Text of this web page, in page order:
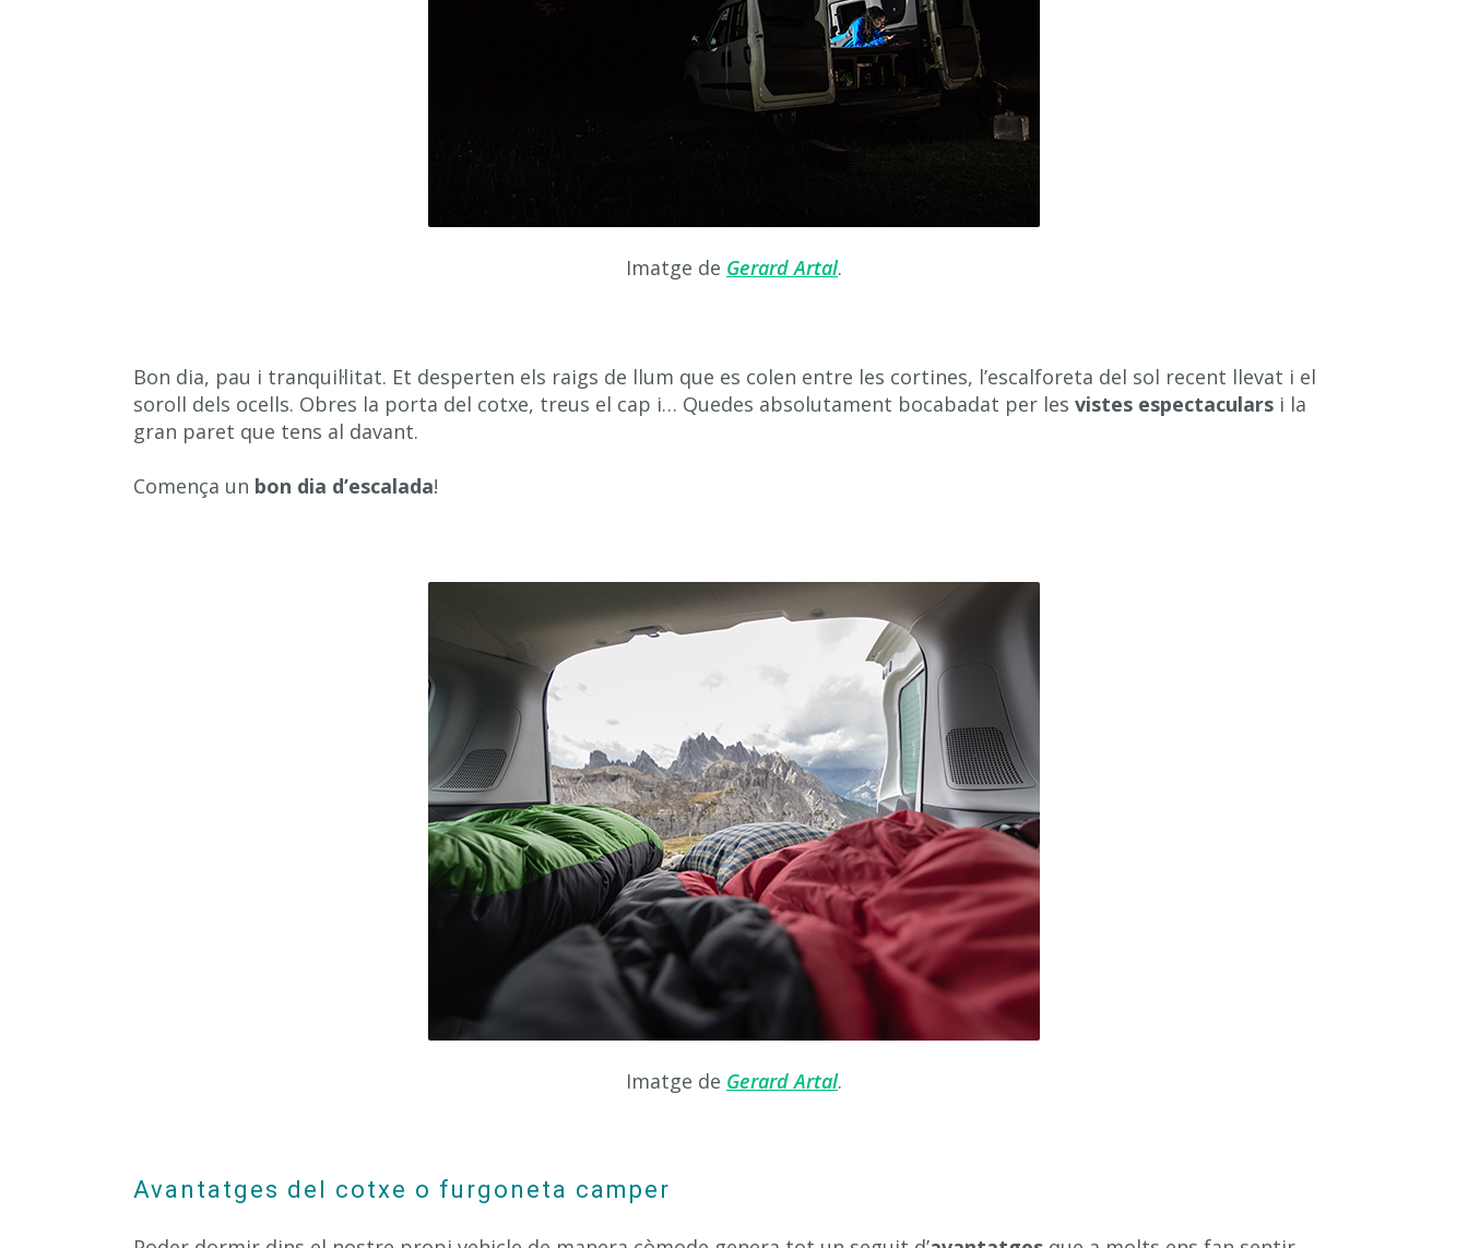
Imatge de Gerard Artal.
Bon dia, pau i tranquil·litat. Et desperten els raigs de llum que es colen entre les cortines, l’escalforeta del sol recent llevat i el
soroll dels ocells. Obres la porta del cotxe, treus el cap i… Quedes absolutament bocabadat per les vistes espectaculars i la
gran paret que tens al davant.
Comença un bon dia d’escalada!
Imatge de Gerard Artal.
Avantatges del cotxe o furgoneta camper